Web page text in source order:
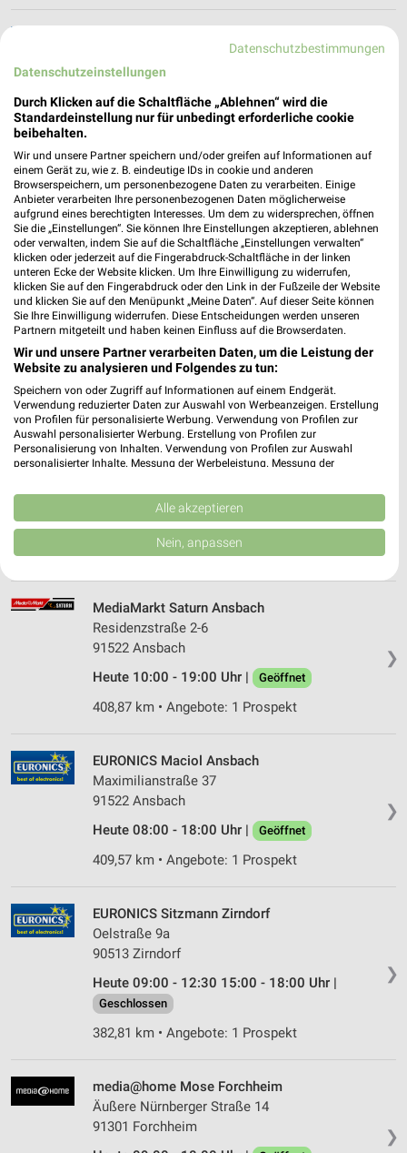
Obere-Karl-Str. 16
91054 Erlangen
365,59 km • Angebote: 1 Prospekt
media@home Erlangen
Obere-Karl-Str. 16
91054 Erlangen
365,59 km
MediaMarkt Saturn Ansbach
Rothenburger Str. 15
Heute 09:30 - 19:00 Uhr | Geöffnet
408,67 km • Angebote: 1 Prospekt
Metz Zirndorf
90513 Zirndorf
Heute 09:00 - 17:00 Uhr | Geöffnet
382,72 km
❯
MediaMarkt Saturn Ansbach
Residenzstraße 2-6
91522 Ansbach
Heute 10:00 - 19:00 Uhr |
Geöffnet
408,87 km • Angebote: 1 Prospekt
❯
EURONICS Maciol Ansbach
Maximilianstraße 37
91522 Ansbach
Heute 08:00 - 18:00 Uhr |
Geöffnet
409,57 km • Angebote: 1 Prospekt
❯
EURONICS Sitzmann Zirndorf
Oelstraße 9a
90513 Zirndorf
Heute 09:00 - 12:30 15:00 - 18:00 Uhr |
Geschlossen
382,81 km • Angebote: 1 Prospekt
❯
media@home Mose Forchheim
Äußere Nürnberger Straße 14
91301 Forchheim
Datenschutzbestimmungen
Datenschutzeinstellungen
Durch Klicken auf die Schaltfläche „Ablehnen“ wird die
Standardeinstellung nur für unbedingt erforderliche cookie
beibehalten.
Wir und unsere Partner speichern und/oder greifen auf Informationen auf
einem Gerät zu, wie z. B. eindeutige IDs in cookie und anderen
Browserspeichern, um personenbezogene Daten zu verarbeiten. Einige
Anbieter verarbeiten Ihre personenbezogenen Daten möglicherweise
aufgrund eines berechtigten Interesses. Um dem zu widersprechen, öffnen
Sie die „Einstellungen“. Sie können Ihre Einstellungen akzeptieren, ablehnen
oder verwalten, indem Sie auf die Schaltfläche „Einstellungen verwalten“
klicken oder jederzeit auf die Fingerabdruck-Schaltfläche in der linken
unteren Ecke der Website klicken. Um Ihre Einwilligung zu widerrufen,
klicken Sie auf den Fingerabdruck oder den Link in der Fußzeile der Website
und klicken Sie auf den Menüpunkt „Meine Daten“. Auf dieser Seite können
Sie Ihre Einwilligung widerrufen. Diese Entscheidungen werden unseren
Partnern mitgeteilt und haben keinen Einfluss auf die Browserdaten.
Wir und unsere Partner verarbeiten Daten, um die Leistung der
Website zu analysieren und Folgendes zu tun:
Speichern von oder Zugriff auf Informationen auf einem Endgerät.
Verwendung reduzierter Daten zur Auswahl von Werbeanzeigen. Erstellung
von Profilen für personalisierte Werbung. Verwendung von Profilen zur
Auswahl personalisierter Werbung. Erstellung von Profilen zur
Personalisierung von Inhalten. Verwendung von Profilen zur Auswahl
personalisierter Inhalte. Messung der Werbeleistung. Messung der
Kombinationen von Daten aus verschiedenen Quellen. Entwicklung und
Verbesserung der Angebote. Verwendung reduzierter Daten zur Auswahl
von Inhalten.
Daten können außerhalb der Europäischen Union weitergegeben und in die
Website/App.
Partnerliste anzeigen (1 IAB-Anbieter)
Wir nutzen Ihre Daten für folgende Zwecke:
IAB-Verarbeitungszwecke:
Speichern von oder Zugriff auf Informationen
auf einem Endgerät
Werbeanzeigen
Erstellung von Profilen für personalisierte
Verwendung von Profilen zur Auswahl
personalisierter Werbung
von Inhalten
Verwendung von Profilen zur Auswahl
personalisierter Inhalte
Messung der Werbeleistung
Messung der Performance von Inhalten
Analyse von Zielgruppen durch Statistiken oder
Kombinationen von Daten aus verschiedenen
Quellen
Alle akzeptieren
Nein, anpassen